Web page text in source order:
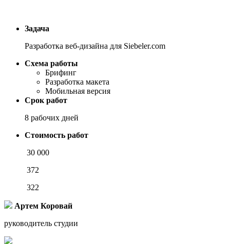
Задача
Разработка веб-дизайна для Siebeler.com
Схема работы
Брифинг
Разработка макета
Мобильная версия
Срок работ
8 рабочих дней
Стоимость работ
30 000
372
322
Артем Коровай
руководитель студии